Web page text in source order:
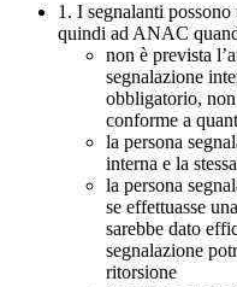
1. I segnalanti
quindi ad ANAC
non è prevista
segnalazione
obbligatorio,
conforme a
la persona
interna e la
la persona
se effettuasse
sarebbe dato
segnalazione
ritorsione